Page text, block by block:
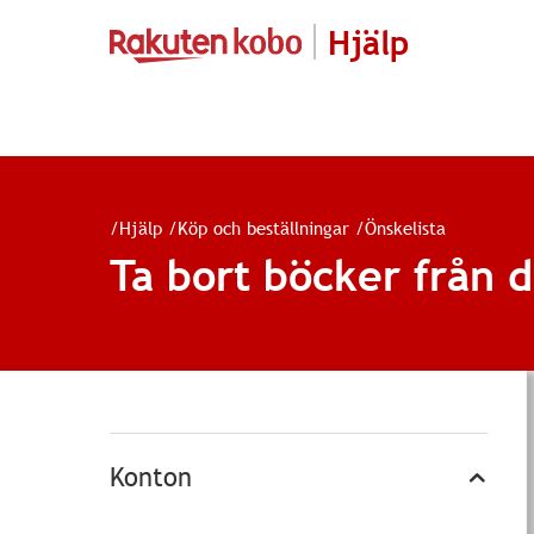
Hjälp
/Hjälp /Köp och beställningar /Önskelista
Ta bort böcker från
Konton